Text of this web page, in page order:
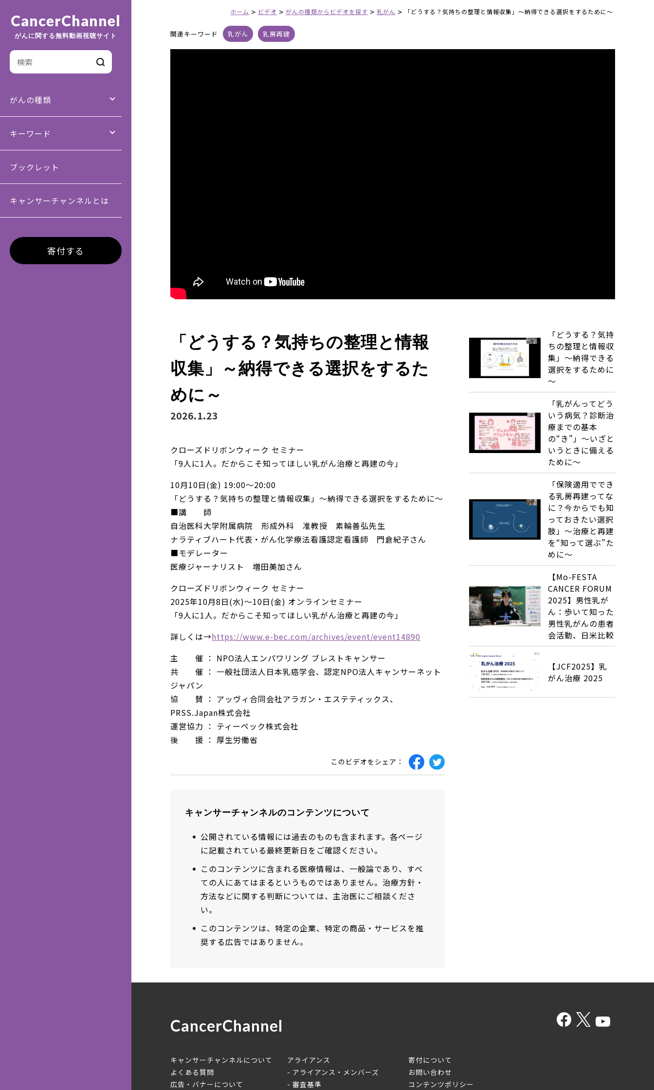
CancerChannel
がんに関する無料動画視聴サイト
がんの種類
キーワード
ブックレット
キャンサーチャンネルとは
寄付する
ホーム > ビデオ > がんの種類からビデオを探す > 乳がん > 「どうする？気持ちの整理と情報収集」～納得できる選択をするために～
関連キーワード 乳がん 乳房再建
「どうする？気持ちの整理と情報
収集」～納得できる選択をするた
めに～
2026.1.23
クローズドリボンウィーク セミナー
「9人に1人。だからこそ知ってほしい乳がん治療と再建の今」
10月10日(金) 19:00～20:00
「どうする？気持ちの整理と情報収集」～納得できる選択をするために～
■講 師
自治医科大学附属病院 形成外科 准教授 素輪善弘先生
ナラティブハート代表・がん化学療法看護認定看護師 門倉紀子さん
■モデレーター
医療ジャーナリスト 増田美加さん
クローズドリボンウィーク セミナー
2025年10月8日(水)～10日(金) オンラインセミナー
「9人に1人。だからこそ知ってほしい乳がん治療と再建の今」
詳しくは→https://www.e-bec.com/archives/event/event14890
主 催 ： NPO法人エンパワリング ブレストキャンサー
共 催 ： 一般社団法人日本乳癌学会、認定NPO法人キャンサーネット
ジャパン
協 賛 ： アッヴィ合同会社アラガン・エステティックス、
PRSS.Japan株式会社
運営協力 ： ティーペック株式会社
後 援 ： 厚生労働省
このビデオをシェア：
キャンサーチャンネルのコンテンツについて
公開されている情報には過去のものも含まれます。各ページ
に記載されている最終更新日をご確認ください。
このコンテンツに含まれる医療情報は、一般論であり、すべ
ての人にあてはまるというものではありません。治療方針・
方法などに関する判断については、主治医にご相談くださ
い。
このコンテンツは、特定の企業、特定の商品・サービスを推
奨する広告ではありません。
「どうする？気持
ちの整理と情報収
集」～納得できる
選択をするために
～
「乳がんってどう
いう病気？診断治
療までの基本
の“き”」～いざと
いうときに備える
ために～
「保険適用ででき
る乳房再建ってな
に？今からでも知
っておきたい選択
肢」～治療と再建
を“知って選ぶ”た
めに～
【Mo-FESTA
CANCER FORUM
2025】男性乳が
ん：歩いて知った
男性乳がんの患者
会活動、日米比較
【JCF2025】乳
がん治療 2025
CancerChannel
キャンサーチャンネルについて
よくある質問
広告・バナーについて
アライアンス
アライアンス・メンバーズ
審査基準
寄付について
お問い合わせ
コンテンツポリシー